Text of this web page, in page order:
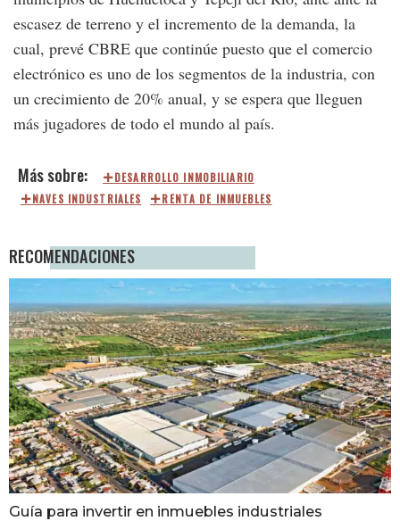
escasez de terreno y el incremento de la demanda, la
cual, prevé CBRE que continúe puesto que el comercio
electrónico es uno de los segmentos de la industria, con
un crecimiento de 20% anual, y se espera que lleguen
más jugadores de todo el mundo al país.
DESARROLLO INMOBILIARIO
NAVES INDUSTRIALES
RENTA DE INMUEBLES
RECOMENDACIONES
Guía para invertir en inmuebles industriales